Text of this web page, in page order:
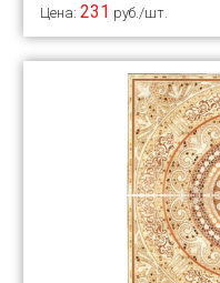
Цена: 231 руб./шт.